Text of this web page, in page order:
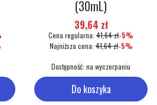
Do koszyka
(30mL)
Cena promocyjna
39,64 zł
Cena regularna: 41,64 zł-5%
Najniższa cena: 41,64 zł-5%
Dostępność: na wyczerpaniu